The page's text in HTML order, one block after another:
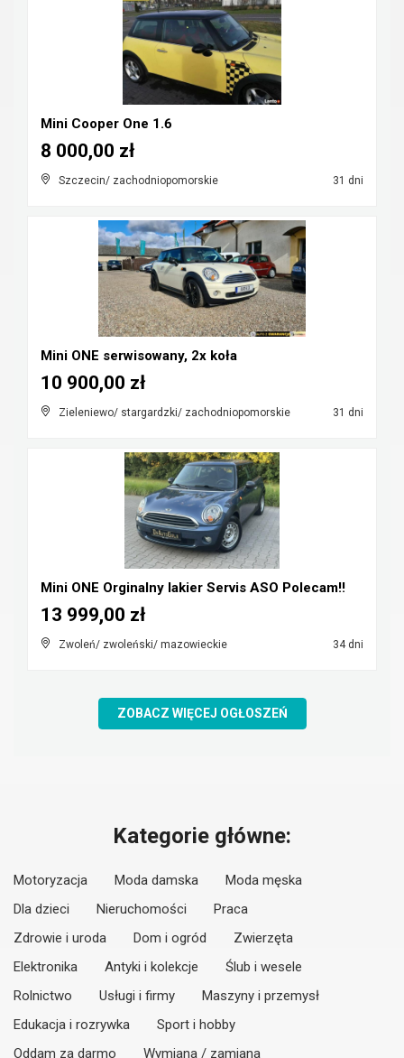
Mini Cooper One 1.6
Szczecin/ zachodniopomorskie 31 dni
8 000,00 zł
Mini ONE serwisowany, 2x koła
Zieleniewo/ stargardzki/ zachodniopomorskie 31 dni
10 900,00 zł
Mini ONE Orginalny lakier Servis ASO Polecam!!
Zwoleń/ zwoleński/ mazowieckie 34 dni
13 999,00 zł
ZOBACZ WIĘCEJ OGŁOSZEŃ
Kategorie główne:
Motoryzacja Moda damska
Moda męska
Dla dzieci
Nieruchomości
Praca
Zdrowie i uroda
Dom i ogród
Zwierzęta
Elektronika
Antyki i kolekcje
Ślub i wesele
Rolnictwo
Usługi i firmy
Maszyny i przemysł
Edukacja i rozrywka
Sport i hobby
Oddam za darmo
Wymiana / zamiana